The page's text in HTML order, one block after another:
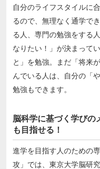
自分のライフスタイルに
るので、無理なく通学で
る人、専門の勉強をする
なりたい！」が決まって
と」を勉強。まだ「将来
んでいる人は、自分の「
勉強もできます。
脳科学に基づく学びの
も目指せる！
進学を目指す人のための
攻」では、東京大学脳研